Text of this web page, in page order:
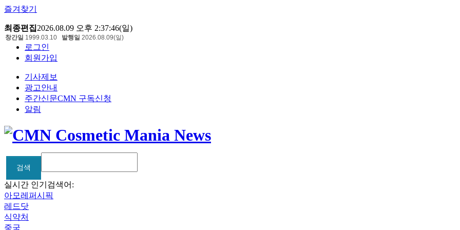
즐겨찾기
최종편집2026.08.09 오후 2:37:46(일)
로그인
회원가입
기사제보
광고안내
주간신문CMN 구독신청
알림
창간일 1999.03.10 발행일 2026.08.09(일)
검색
검색
실시간 인기검색어:
아모레퍼시픽
레드닷
식약처
중국